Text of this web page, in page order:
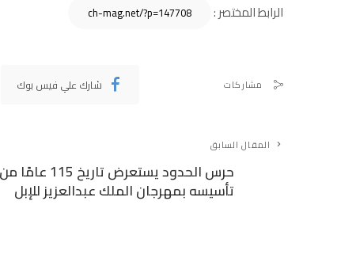
الرابط المختصر :
مشاركات شارك علي فيس بوك
المقال السابق
حرس الحدود يستعرض تاريخ 115 عامًا من
تأسيسه بمهرجان الملك عبدالعزيز للإبل